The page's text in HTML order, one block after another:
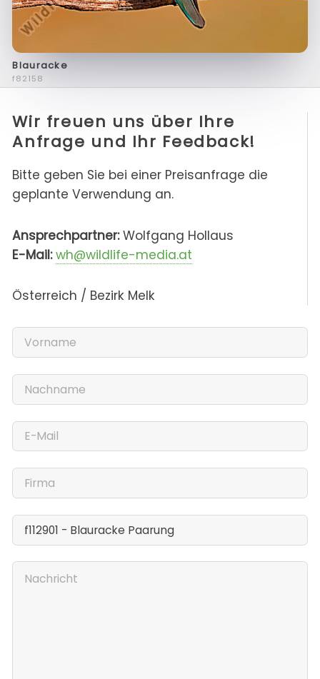
Blauracke
f82158
Wir freuen uns über Ihre
Anfrage und Ihr Feedback!
Bitte geben Sie bei einer Preisanfrage die
geplante Verwendung an.
Ansprechpartner:Wolfgang Hollaus
E-Mail: wh@wildlife-media.at
Österreich / Bezirk Melk